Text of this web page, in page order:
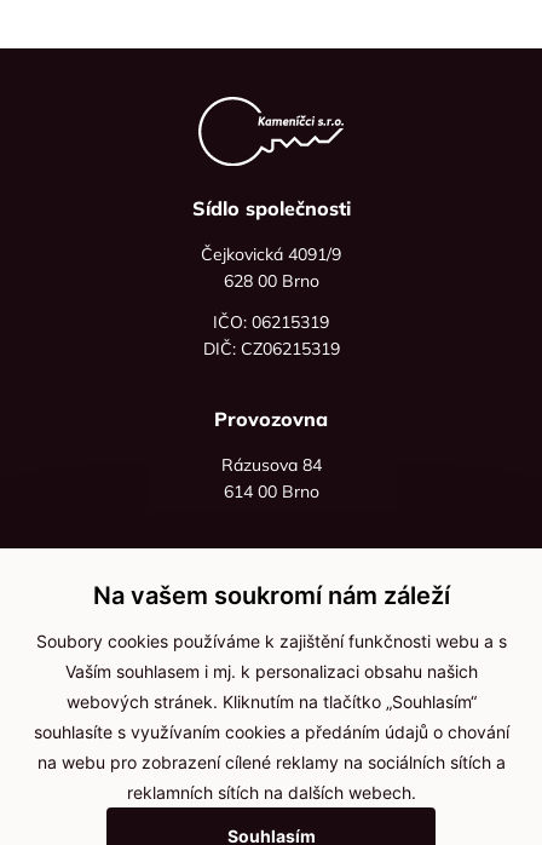
Sídlo společnosti
Čejkovická 4091/9
628 00 Brno
IČO: 06215319
DIČ: CZ06215319
Provozovna
Rázusova 84
614 00 Brno
+420 736 535 066
Po - pá: 8:00 - 16:00
info@jma-kam.cz
Důležité informace
Ochrana osobních údajů
Cookies
Na vašem soukromí nám záleží
Soubory cookies používáme k zajištění funkčnosti webu a s
Vaším souhlasem i mj. k personalizaci obsahu našich
webových stránek. Kliknutím na tlačítko „Souhlasím“
souhlasíte s využívaním cookies a předáním údajů o chování
na webu pro zobrazení cílené reklamy na sociálních sítích a
reklamních sítích na dalších webech.
Souhlasím